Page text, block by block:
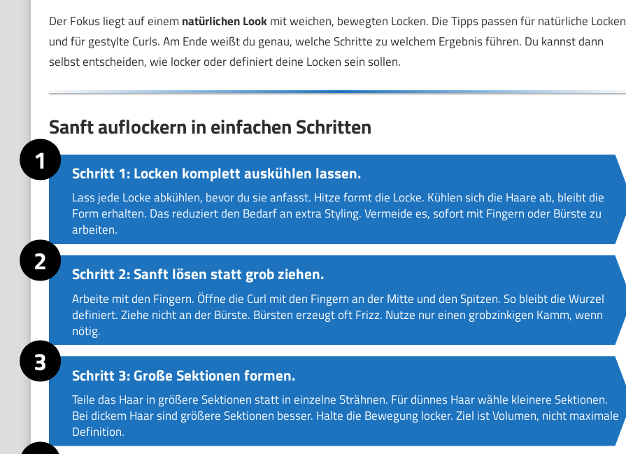
Der Fokus liegt auf einem natürlichen Lookmit weichen, bewegten Locken. Die Tipps passen für natürliche Locken
und für gestylte Curls. Am Ende weißt du genau, welche Schritte zu welchem Ergebnis führen. Du kannst dann
selbst entscheiden, wie locker oder definiert deine Locken sein sollen.
Sanft auflockern in einfachen Schritten
Schritt 1: Locken komplett auskühlen lassen.
Lass jede Locke abkühlen, bevor du sie anfasst. Hitze formt die Locke. Kühlen sich die Haare ab, bleibt die
Form erhalten. Das reduziert den Bedarf an extra Styling. Vermeide es, sofort mit Fingern oder Bürste zu
arbeiten.
Schritt 2: Sanft lösen statt grob ziehen.
Arbeite mit den Fingern. Öffne die Curl mit den Fingern an der Mitte und den Spitzen. So bleibt die Wurzel
definiert. Ziehe nicht an der Bürste. Bürsten erzeugt oft Frizz. Nutze nur einen grobzinkigen Kamm, wenn
nötig.
Schritt 3: Große Sektionen formen.
Teile das Haar in größere Sektionen statt in einzelne Strähnen. Für dünnes Haar wähle kleinere Sektionen.
Bei dickem Haar sind größere Sektionen besser. Halte die Bewegung locker. Ziel ist Volumen, nicht maximale
Definition.